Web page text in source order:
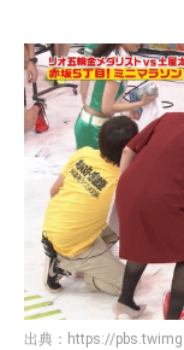
出典： https://